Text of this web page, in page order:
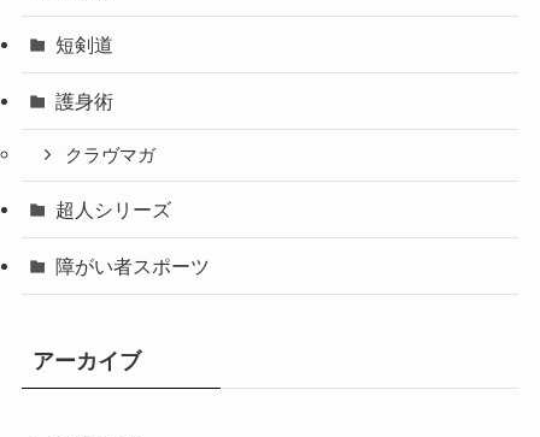
短剣道
護身術
クラヴマガ
超人シリーズ
障がい者スポーツ
アーカイブ